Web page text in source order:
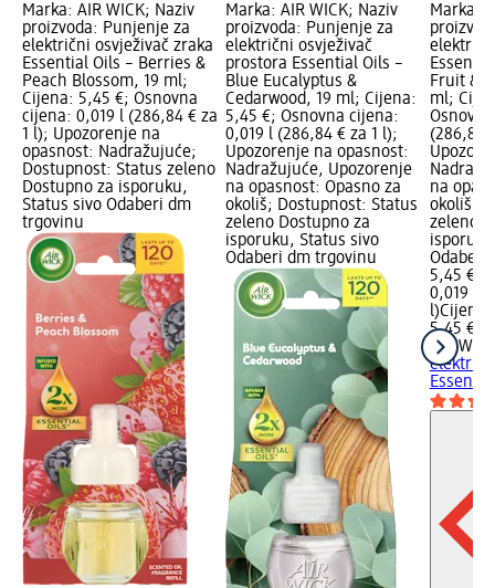
Marka: AIR WICK; Naziv
proizvoda: Punjenje za
električni osvježivač zraka
Essential Oils – Berries &
Peach Blossom, 19 ml;
Cijena: 5,45 €; Osnovna
cijena: 0,019 l (286,84 € za
1 l); Upozorenje na
opasnost: Nadražujuće;
Dostupnost: Status zeleno
Dostupno za isporuku,
Status sivo Odaberi dm
trgovinu
Marka: AIR WICK; Naziv
proizvoda: Punjenje za
električni osvježivač
prostora Essential Oils –
Blue Eucalyptus &
Cedarwood, 19 ml; Cijena:
5,45 €; Osnovna cijena:
0,019 l (286,84 € za 1 l);
Upozorenje na opasnost:
Nadražujuće, Upozorenje
na opasnost: Opasno za
okoliš; Dostupnost: Status
zeleno Dostupno za
isporuku, Status sivo
Odaberi dm trgovinu
Marka:
Fruit &
ml;
(286,84
na
okoliš;
zeleno
Odaberi
5,45 €
0,019 l
l)Cijena
5,45 €
AIR